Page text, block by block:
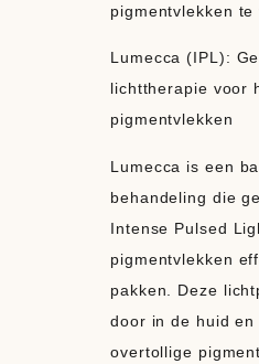
pigmentvlekken te
Lumecca (IPL):
lichttherapie voor
pigmentvlekken
Lumecca is een
behandeling die
Intense Pulsed
pigmentvlekken
pakken. Deze
door in de huid en
overtollige